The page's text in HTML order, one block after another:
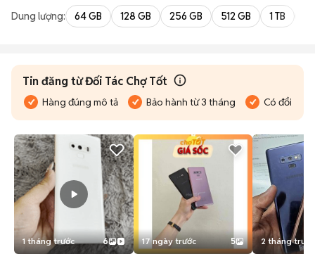
Dung lượng: 64 GB 128 GB 256 GB 512 GB 1 TB
Tin đăng từ Đối Tác Chợ Tốt
Hàng đúng mô tả Bảo hành từ 3 tháng Có đổi trả
1 tháng trước 6 17 ngày trước 5 2 tháng trước